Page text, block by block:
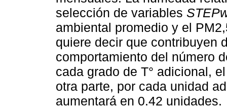
selección de variables
ambiental promedio y el
quiere decir que contribuyen
comportamiento del número
cada grado de T° adicional,
otra parte, por cada unidad
aumentará en 0.42 unidades.